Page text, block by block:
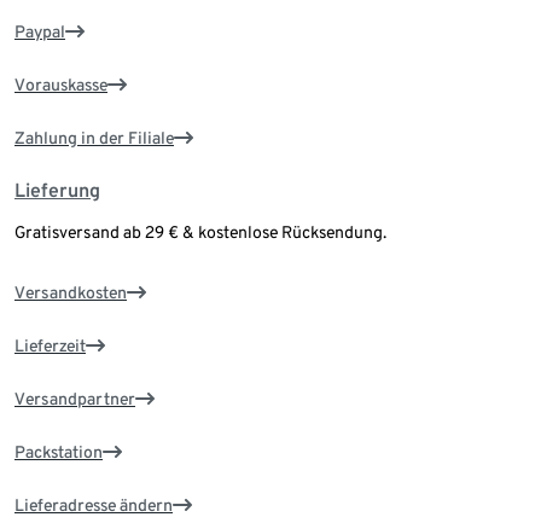
Paypal
Vorauskasse
Zahlung in der Filiale
Lieferung
Gratisversand ab 29 € & kostenlose Rücksendung.
Versandkosten
Lieferzeit
Versandpartner
Packstation
Lieferadresse ändern